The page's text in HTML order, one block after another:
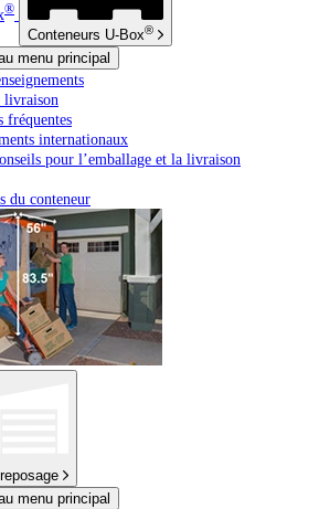
®
Conteneurs U-Box®
menu principal
livraison
fréquentes
internationaux
pour l’emballage et la livraison
du conteneur
menu principal